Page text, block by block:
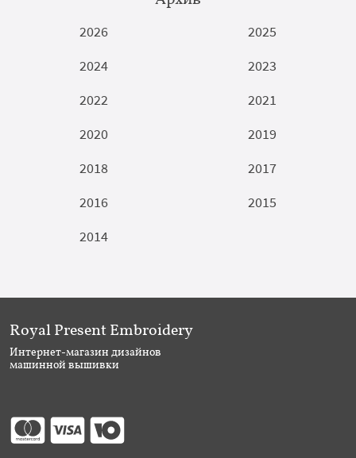
2026
2025
2024
2023
2022
2021
2020
2019
2018
2017
2016
2015
2014
Royal Present Embroidery
Интернет-магазин дизайнов
машинной вышивки